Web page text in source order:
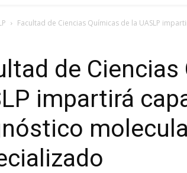
Facultad de Ciencias Químicas de la UASLP
de
impartirá